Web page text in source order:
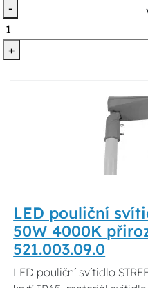
-
+
LED pouliční
50W 4000K
521.003.09.0
LED pouliční svítidlo